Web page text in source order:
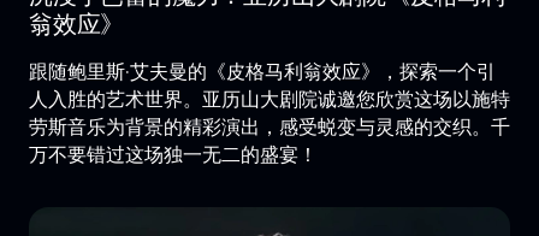
翁效应》
跟随鲍里斯·艾夫曼的《皮格马利翁效应》，探索一个引
人入胜的艺术世界。亚历山大剧院诚邀您欣赏这场以施特
劳斯音乐为背景的精彩演出，感受蜕变与灵感的交织。千
万不要错过这场独一无二的盛宴！